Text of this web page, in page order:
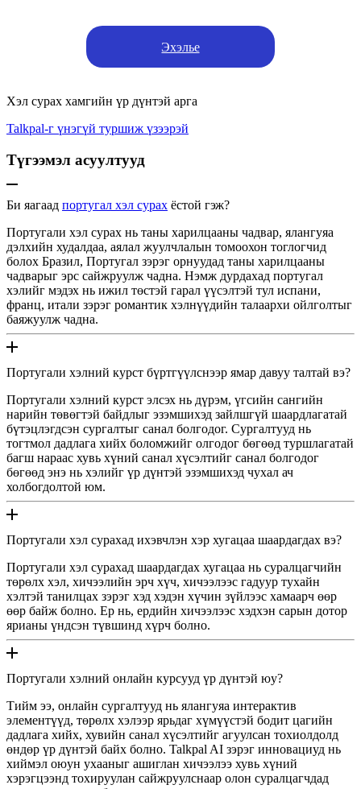
Эхэлье
Хэл сурах хамгийн үр дүнтэй арга
Talkpal-г үнэгүй туршиж үзээрэй
Түгээмэл асуултууд
Би яагаад португал хэл сурах ёстой гэж?
Португали хэл сурах нь таны харилцааны чадвар, ялангуяа
дэлхийн худалдаа, аялал жуулчлалын томоохон тоглогчид
болох Бразил, Португал зэрэг орнуудад таны харилцааны
чадварыг эрс сайжруулж чадна. Нэмж дурдахад португал
хэлийг мэдэх нь ижил төстэй гарал үүсэлтэй тул испани,
франц, итали зэрэг романтик хэлнүүдийн талаархи ойлголтыг
баяжуулж чадна.
Португали хэлний курст бүртгүүлснээр ямар давуу талтай вэ?
Португали хэлний курст элсэх нь дүрэм, үгсийн сангийн
нарийн төвөгтэй байдлыг эзэмшихэд зайлшгүй шаардлагатай
бүтэцлэгдсэн сургалтыг санал болгодог. Сургалтууд нь
тогтмол дадлага хийх боломжийг олгодог бөгөөд туршлагатай
багш нараас хувь хүний ​​санал хүсэлтийг санал болгодог
бөгөөд энэ нь хэлийг үр дүнтэй эзэмшихэд чухал ач
холбогдолтой юм.
Португали хэл сурахад ихэвчлэн хэр хугацаа шаардагдах вэ?
Португали хэл сурахад шаардагдах хугацаа нь суралцагчийн
төрөлх хэл, хичээлийн эрч хүч, хичээлээс гадуур тухайн
хэлтэй танилцах зэрэг хэд хэдэн хүчин зүйлээс хамаарч өөр
өөр байж болно. Ер нь, ердийн хичээлээс хэдхэн сарын дотор
ярианы үндсэн түвшинд хүрч болно.
Португали хэлний онлайн курсууд үр дүнтэй юу?
Тийм ээ, онлайн сургалтууд нь ялангуяа интерактив
элементүүд, төрөлх хэлээр ярьдаг хүмүүстэй бодит цагийн
дадлага хийх, хувийн санал хүсэлтийг агуулсан тохиолдолд
өндөр үр дүнтэй байх болно. Talkpal AI зэрэг инновациуд нь
хиймэл оюун ухааныг ашиглан хичээлээ хувь хүний ​​
хэрэгцээнд тохируулан сайжруулснаар олон суралцагчдад